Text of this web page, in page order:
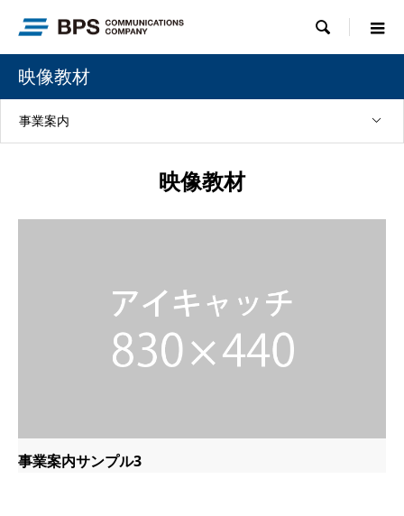

映像教材
事業案内
映像教材
事業案内サンプル3